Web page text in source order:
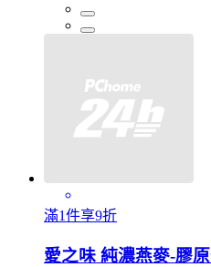
滿1件享9折
愛之味 純濃燕麥-膠